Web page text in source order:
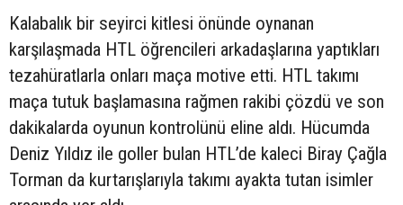
Kalabalık bir seyirci kitlesi önünde oynanan
karşılaşmada HTL öğrencileri arkadaşlarına yaptıkları
tezahüratlarla onları maça motive etti. HTL takımı
maça tutuk başlamasına rağmen rakibi çözdü ve son
dakikalarda oyunun kontrolünü eline aldı. Hücumda
Deniz Yıldız ile goller bulan HTL’de kaleci Biray Çağla
Torman da kurtarışlarıyla takımı ayakta tutan isimler